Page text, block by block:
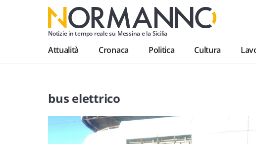
Notizie in tempo reale su Messina e la Sicilia
Attualità Cronaca Politica Cultura
bus elettrico